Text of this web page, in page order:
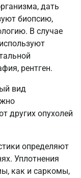
дать
биопсию,
В случае
рентген.
вид
других опухолей
определяют
Уплотнения
как и саркомы,